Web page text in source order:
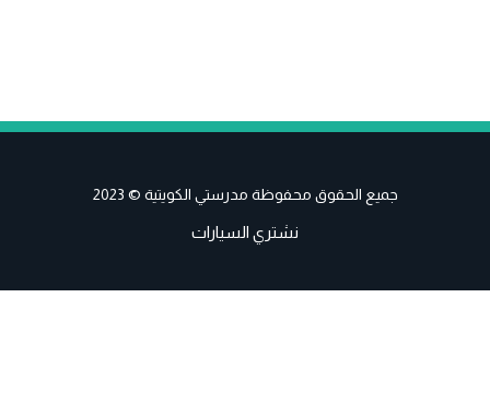
جميع الحقوق محفوظة مدرستي الكويتية © 2023
نشتري السيارات